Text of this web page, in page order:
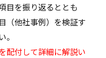
目を振り返るととも
（他社事例）を検証す
配付して詳細に解説い